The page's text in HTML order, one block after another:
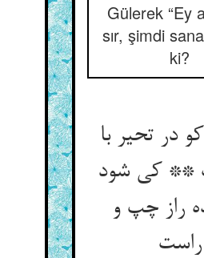
Gülerek “Ey
sır, şimdi
ki?
در تحیر با
** کی شود
راز چپ و
راست